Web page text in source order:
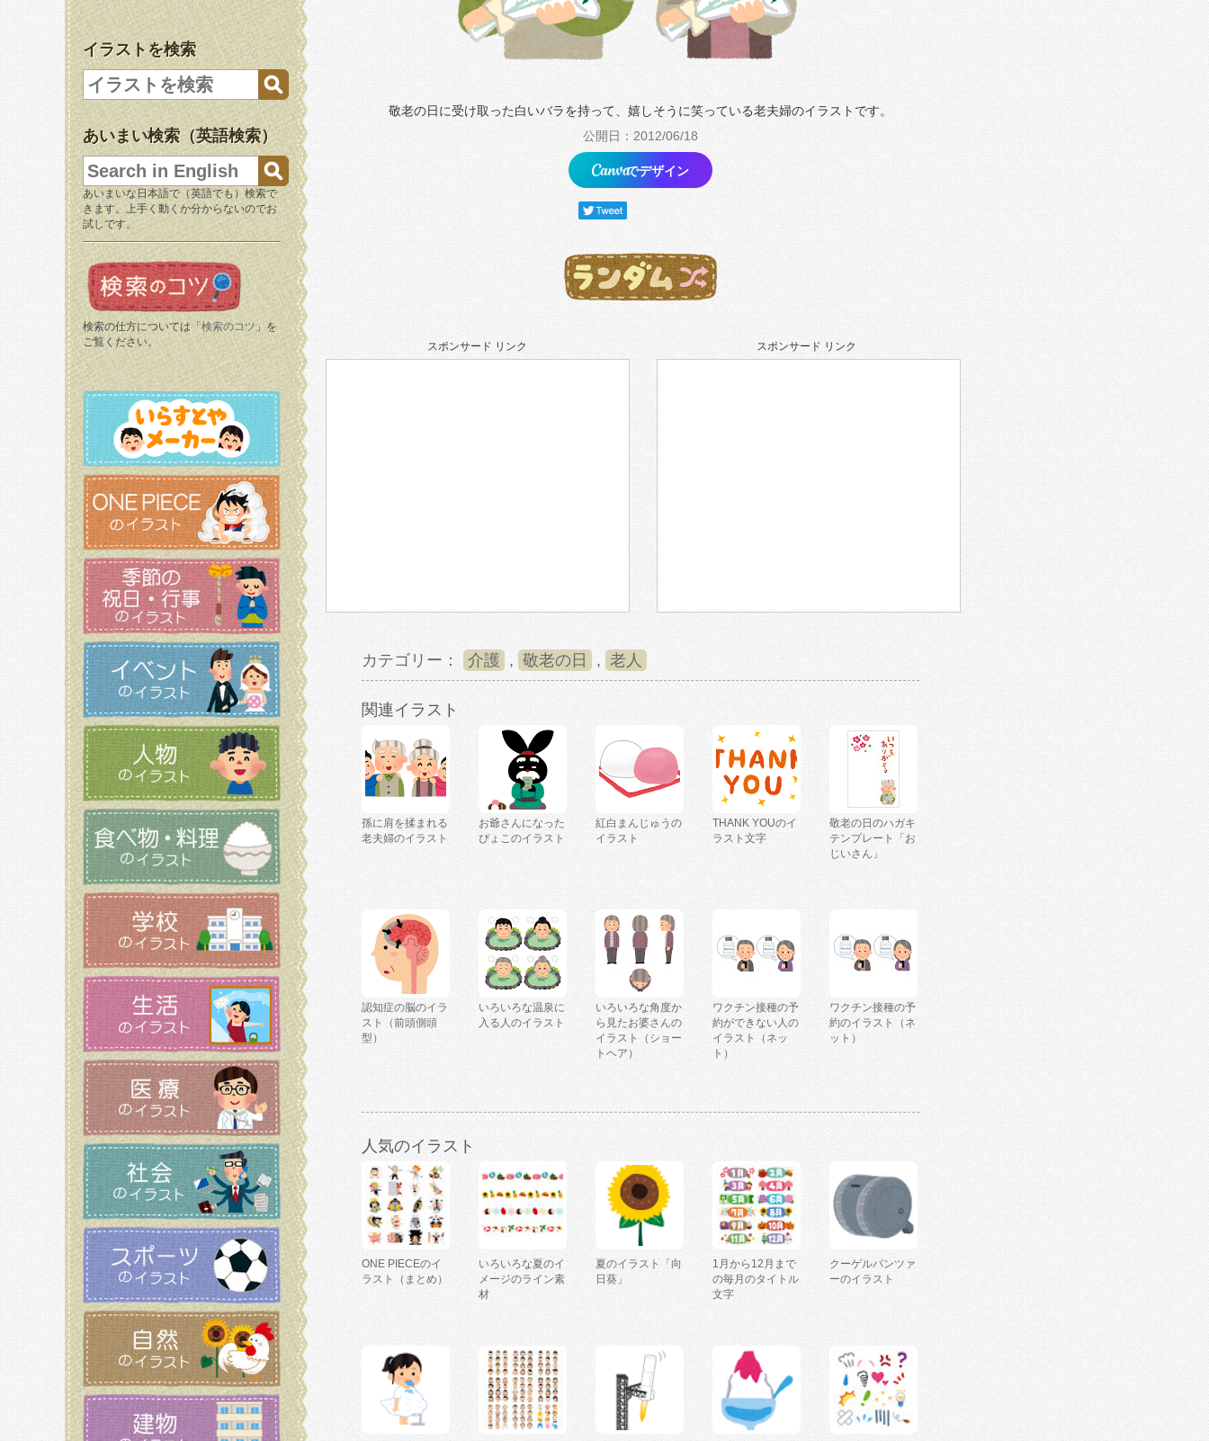
イラストを検索
あいまい検索（英語検索）
あいまいな日本語で（英語でも）検索で
きます。上手く動くか分からないのでお
試しです。
検索の仕方については「 検索のコツ 」を
ご覧ください。
敬老の日に受け取った白いバラを持って、嬉しそうに笑っている老夫婦のイラストです。
公開日：2012/06/18
でデザイン
スポンサード リンク スポンサード リンク
カテゴリー： 介護 , 敬老の日 , 老人
関連イラスト
孫に肩を揉まれる
老夫婦のイラスト
お爺さんになった
ぴょこのイラスト
紅白まんじゅうの
イラスト
THANK YOUのイ
ラスト文字
敬老の日のハガキ
テンプレート「お
じいさん」
認知症の脳のイラ
スト（前頭側頭
型）
いろいろな温泉に
入る人のイラスト
いろいろな角度か
ら見たお婆さんの
イラスト（ショー
トヘア）
ワクチン接種の予
約ができない人の
イラスト（ネッ
ト）
ワクチン接種の予
約のイラスト（ネ
ット）
人気のイラスト
ONE PIECEのイ
ラスト（まとめ）
いろいろな夏のイ
メージのライン素
材
夏のイラスト「向
日葵」
1月から12月まで
の毎月のタイトル
文字
クーゲルパンツァ
ーのイラスト